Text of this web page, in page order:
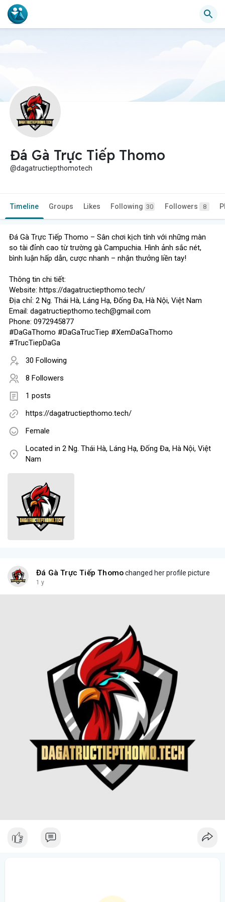
Đá Gà Trực Tiếp Thomo
@dagatructiepthomotech
Timeline Groups Likes Following 30 Followers 8
Đá Gà Trực Tiếp Thomo – Sân chơi kịch tính với những màn
so tài đỉnh cao từ trường gà Campuchia. Hình ảnh sắc nét,
bình luận hấp dẫn, cược nhanh – nhận thưởng liền tay!
Thông tin chi tiết:
Website: https://dagatructiepthomo.tech/
Địa chỉ: 2 Ng. Thái Hà, Láng Hạ, Đống Đa, Hà Nội, Việt Nam
Email: dagatructiepthomo.tech@gmail.com
Phone: 0972945877
#DaGaThomo #DaGaTrucTiep #XemDaGaThomo
#TrucTiepDaGa
30 Following
8 Followers
1 posts
https://dagatructiepthomo.tech/
Female
Located in 2 Ng. Thái Hà, Láng Hạ, Đống Đa, Hà Nội, Việt
Nam
Đá Gà Trực Tiếp Thomochanged her profile picture
1 y